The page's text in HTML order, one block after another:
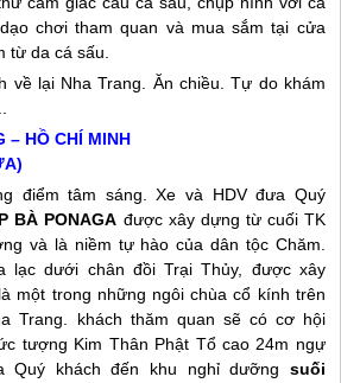
chơi tham quan và mua sắm tại cửa
từ da cá sấu.
về lại Nha Trang . Ăn chiều. Tự do khám
– HỒ CHÍ MINH
điểm tâm sáng. Xe và HDV đưa Quý
BÀ PONAGA được xây dựng từ cuối TK
và là niềm tự hào của dân tộc Chăm.
lạc dưới chân đồi Trại Thủy, được xây
một trong những ngôi chùa cổ kính trên
Trang . khách thăm quan sẽ có cơ hội
tượng Kim Thân Phật Tổ cao 24m ngự
Quý khách đến khu nghỉ dưỡng suối